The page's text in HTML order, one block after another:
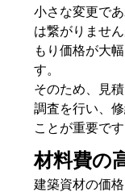
小さな変更で
は繋がりませ
もり価格が大
す。
そのため、見
調査を行い、
ことが重要です
材料費の
建築資材の価